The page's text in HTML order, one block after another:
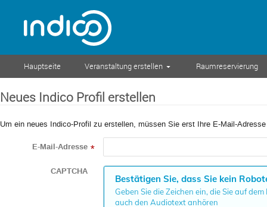
Hauptseite Veranstaltung erstellen Raumreservierung
Neues Indico Profil erstellen
Um ein neues Indico-Profil zu erstellen, müssen Sie erst Ihre E-Mail-
E-Mail-Adresse *
CAPTCHA
Bestätigen Sie, dass Sie kein
Geben Sie die Zeichen ein, die Sie auf
auch den Audiotext anhören